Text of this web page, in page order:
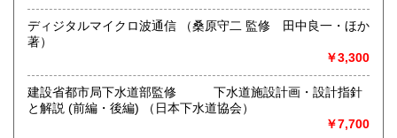
誠実に評価。買取させていただきます。蔵書整理の際はお気
軽にお問い合わせ下さい。次世代へのバトンをお手伝いさせ
ていただきます。
取り扱い分野
哲学宗教、社会科学、近代文献、趣味、サブカルチャー
ディジタルマイクロ波通信 （桑原守二 監修 田中良一・ほか
著）
￥3,300
建設省都市局下水道部監修 下水道施設計画・設計指針
と解説 (前編・後編) （日本下水道協会）
￥7,700